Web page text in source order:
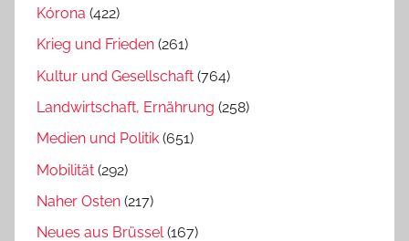
Kórona (422)
Krieg und Frieden (261)
Kultur und Gesellschaft (764)
Landwirtschaft, Ernährung (258)
Medien und Politik (651)
Mobilität (292)
Naher Osten (217)
Neues aus Brüssel(167)